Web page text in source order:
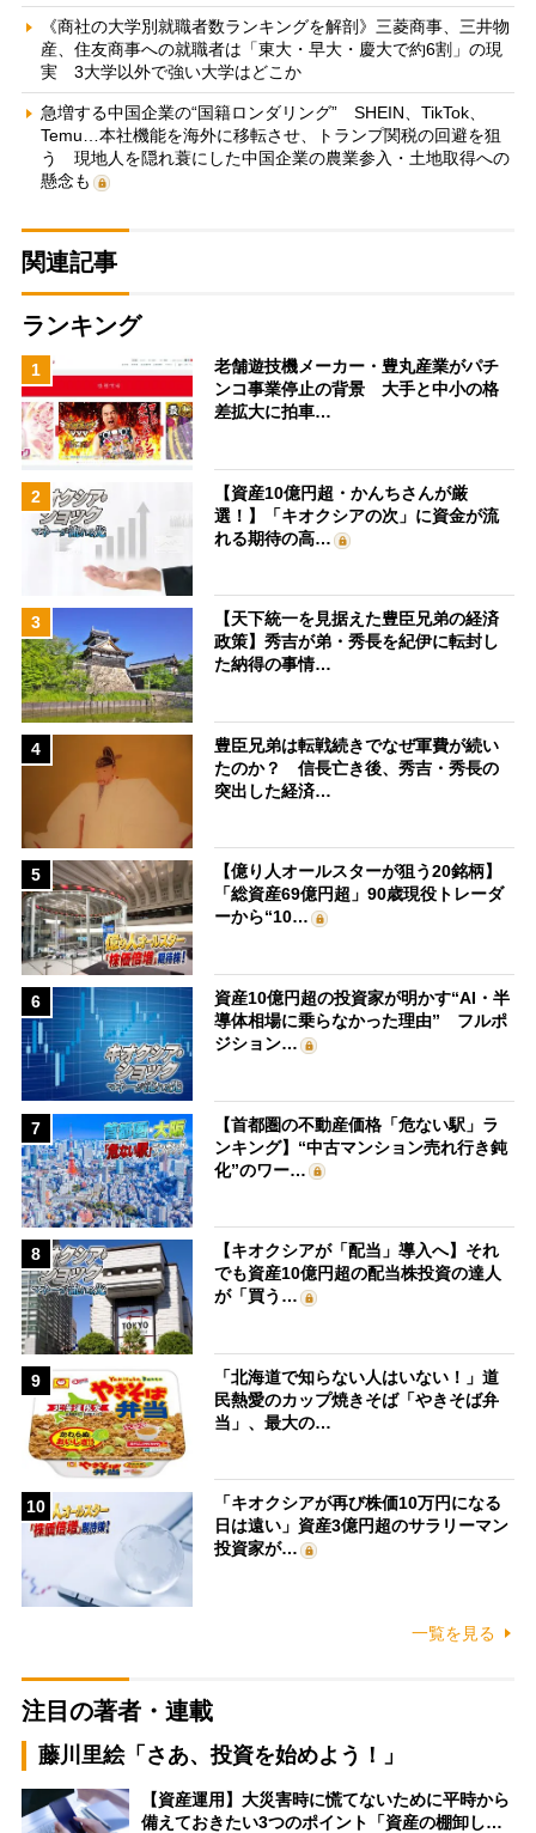
《商社の大学別就職者数ランキングを解剖》三菱商事、三井物
産、住友商事への就職者は「東大・早大・慶大で約6割」の現
実 3大学以外で強い大学はどこか
急増する中国企業の“国籍ロンダリング” SHEIN、TikTok、
Temu…本社機能を海外に移転させ、トランプ関税の回避を狙
う 現地人を隠れ蓑にした中国企業の農業参入・土地取得への
懸念も
関連記事
ランキング
1
老舗遊技機メーカー・豊丸産業がパチ
ンコ事業停止の背景 大手と中小の格
差拡大に拍車…
2
【資産10億円超・かんちさんが厳
選！】「キオクシアの次」に資金が流
れる期待の高…
3
【天下統一を見据えた豊臣兄弟の経済
政策】秀吉が弟・秀長を紀伊に転封し
た納得の事情…
4
豊臣兄弟は転戦続きでなぜ軍費が続い
たのか？ 信長亡き後、秀吉・秀長の
突出した経済…
5
【億り人オールスターが狙う20銘柄】
「総資産69億円超」90歳現役トレーダ
ーから“10…
6
資産10億円超の投資家が明かす“AI・半
導体相場に乗らなかった理由” フルポ
ジション…
7
【首都圏の不動産価格「危ない駅」ラ
ンキング】“中古マンション売れ行き鈍
化”のワー…
8
【キオクシアが「配当」導入へ】それ
でも資産10億円超の配当株投資の達人
が「買う…
9
「北海道で知らない人はいない！」道
民熱愛のカップ焼きそば「やきそば弁
当」、最大の…
10
「キオクシアが再び株価10万円になる
日は遠い」資産3億円超のサラリーマン
投資家が…
一覧を見る
注目の著者・連載
藤川里絵「さあ、投資を始めよう！」
【資産運用】大災害時に慌てないために平時から
備えておきたい3つのポイント「資産の棚卸し…